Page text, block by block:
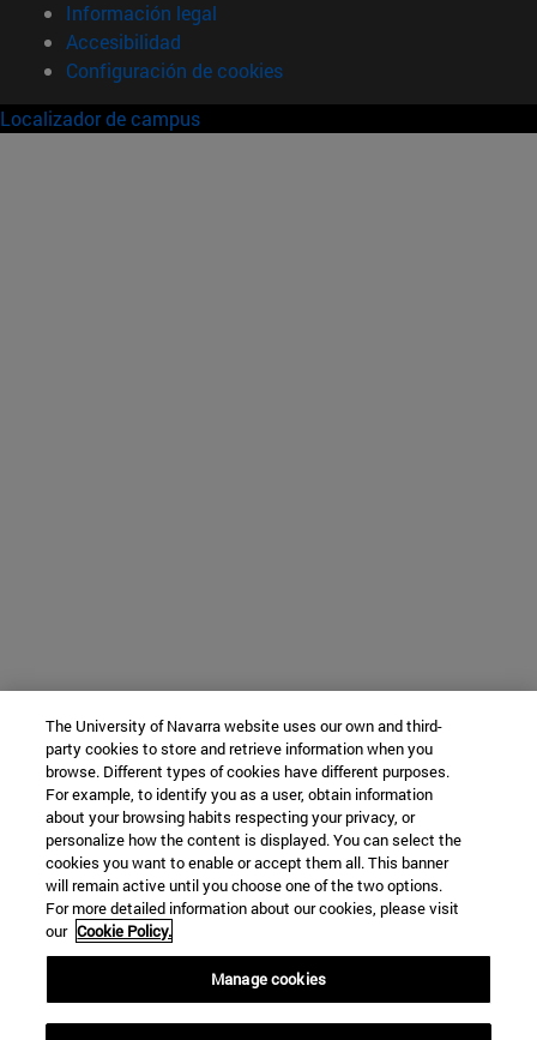
Información legal
Accesibilidad
Configuración de cookies
Localizador de campus
The University of Navarra website uses our own and third-
party cookies to store and retrieve information when you
browse. Different types of cookies have different purposes.
For example, to identify you as a user, obtain information
about your browsing habits respecting your privacy, or
personalize how the content is displayed. You can select the
cookies you want to enable or accept them all. This banner
will remain active until you choose one of the two options.
For more detailed information about our cookies, please visit
our Cookie Policy.
Manage cookies